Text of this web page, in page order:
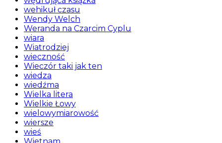
wehikuł czasu
Wendy Welch
Weranda na Czarcim Cyplu
wiara
Wiatrodziej
wieczność
Wieczór taki jak ten
wiedza
wiedźma
Wielka litera
Wielkie Łowy
wielowymiarowość
wiersze
wieś